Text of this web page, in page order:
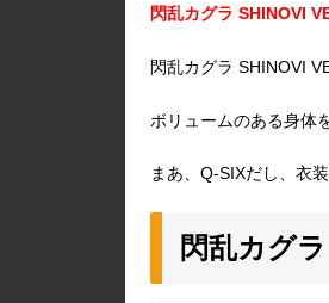
閃乱カグラ SHINOVI
閃乱カグラ SHINOVI
ボリュームのある身体
まあ、Q-SIXだし、衣
閃乱カグ